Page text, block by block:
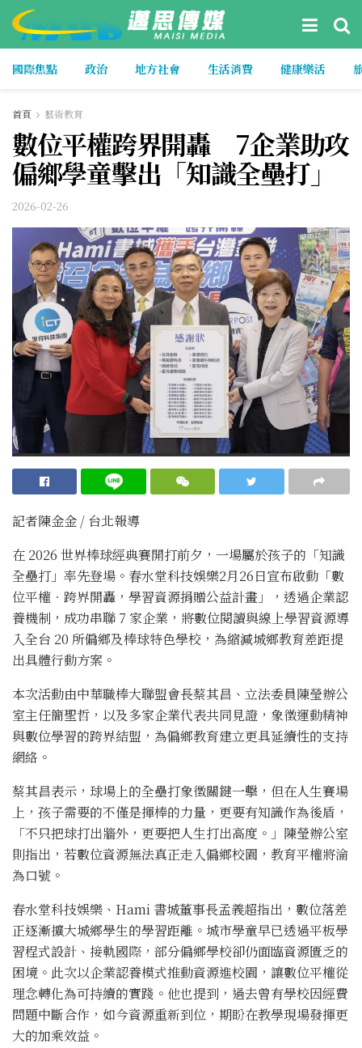
國際焦點 政治 地方社會 生活消費 健康樂活
首頁 藝術教育
數位平權跨界開轟 7企業助攻
偏鄉學童擊出「知識全壘打」
2026-02-26
記者陳金金 / 台北報導
在 2026 世界棒球經典賽開打前夕，一場屬於孩子的「知識
全壘打」率先登場。春水堂科技娛樂2月26日宣布啟動「數
位平權．跨界開轟，學習資源捐贈公益計畫」，透過企業認
養機制，成功串聯 7 家企業，將數位閱讀與線上學習資源導
入全台 20 所偏鄉及棒球特色學校，為縮減城鄉教育差距提
出具體行動方案。
本次活動由中華職棒大聯盟會長蔡其昌、立法委員陳瑩辦公
室主任簡聖哲，以及多家企業代表共同見證，象徵運動精神
與數位學習的跨界結盟，為偏鄉教育建立更具延續性的支持
網絡。
蔡其昌表示，球場上的全壘打象徵關鍵一擊，但在人生賽場
上，孩子需要的不僅是揮棒的力量，更要有知識作為後盾，
「不只把球打出牆外，更要把人生打出高度。」陳瑩辦公室
則指出，若數位資源無法真正走入偏鄉校園，教育平權將淪
為口號。
春水堂科技娛樂、Hami 書城董事長孟義超指出，數位落差
正逐漸擴大城鄉學生的學習距離。城市學童早已透過平板學
習程式設計、接軌國際，部分偏鄉學校卻仍面臨資源匱乏的
困境。此次以企業認養模式推動資源進校園，讓數位平權從
理念轉化為可持續的實踐。他也提到，過去曾有學校因經費
問題中斷合作，如今資源重新到位，期盼在教學現場發揮更
大的加乘效益。